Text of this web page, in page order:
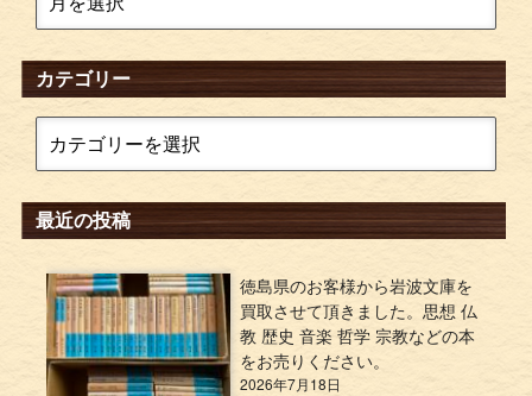
カテゴリー
最近の投稿
徳島県のお客様から岩波文庫を
買取させて頂きました。思想 仏
教 歴史 音楽 哲学 宗教などの本
をお売りください。
2026年7月18日